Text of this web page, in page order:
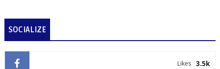
SOCIALIZE
3.5k
Likes